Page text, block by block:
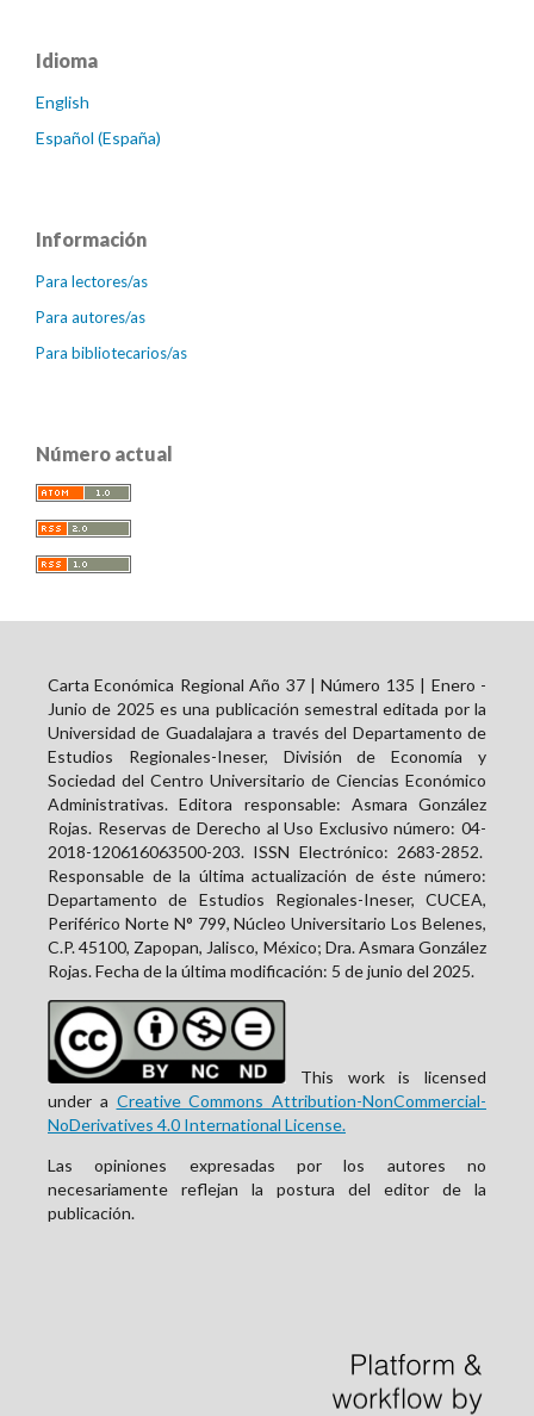
Idioma
English
Español (España)
Información
Para lectores/as
Para autores/as
Para bibliotecarios/as
Número actual
Carta Económica Regional Año 37 | Número 135 | Enero -
Junio de 2025 es una publicación semestral editada por la
Universidad de Guadalajara a través del Departamento de
Estudios Regionales-Ineser, División de Economía y
Sociedad del Centro Universitario de Ciencias Económico
Administrativas. Editora responsable: Asmara González
Rojas. Reservas de Derecho al Uso Exclusivo número: 04-
2018-120616063500-203. ISSN Electrónico: 2683-2852.
Responsable de la última actualización de éste número:
Departamento de Estudios Regionales-Ineser, CUCEA,
Periférico Norte N° 799, Núcleo Universitario Los Belenes,
C.P. 45100, Zapopan, Jalisco, México; Dra. Asmara González
Rojas. Fecha de la última modificación: 5 de junio del 2025.
This work is licensed
under a Creative Commons Attribution-NonCommercial-
NoDerivatives 4.0 International License.
Las opiniones expresadas por los autores no
necesariamente reflejan la postura del editor de la
publicación.